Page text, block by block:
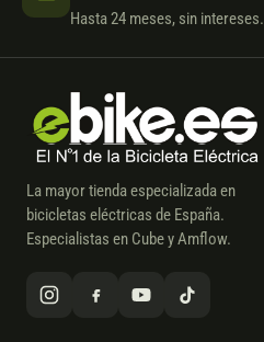
Hasta 24 meses, sin intereses.
La mayor tienda especializada en
bicicletas eléctricas de España.
Especialistas en Cube y Amflow.